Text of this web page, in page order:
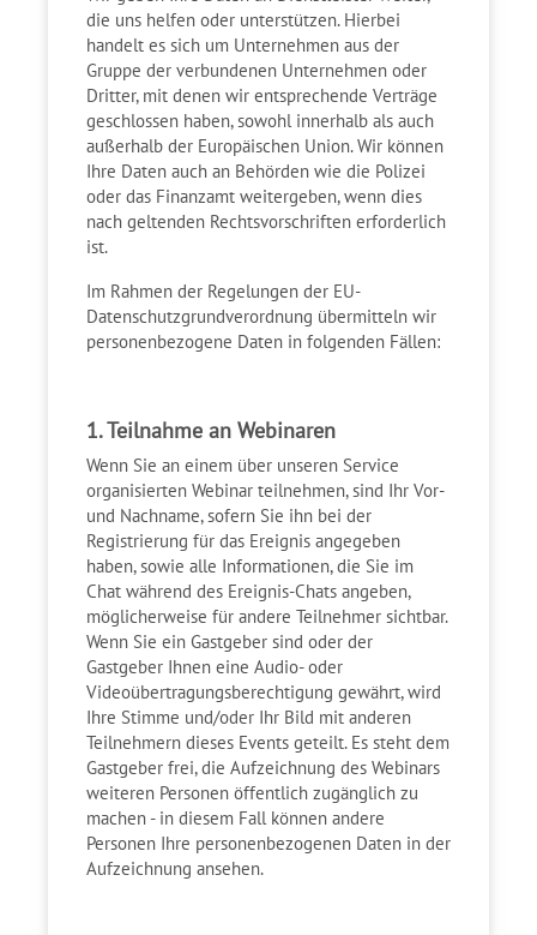
die uns helfen oder unterstützen. Hierbei
handelt es sich um Unternehmen aus der
Gruppe der verbundenen Unternehmen oder
Dritter, mit denen wir entsprechende Verträge
geschlossen haben, sowohl innerhalb als auch
außerhalb der Europäischen Union. Wir können
Ihre Daten auch an Behörden wie die Polizei
oder das Finanzamt weitergeben, wenn dies
nach geltenden Rechtsvorschriften erforderlich
ist.
Im Rahmen der Regelungen der EU-
Datenschutzgrundverordnung übermitteln wir
personenbezogene Daten in folgenden Fällen:
1. Teilnahme an Webinaren
Wenn Sie an einem über unseren Service
organisierten Webinar teilnehmen, sind Ihr Vor-
und Nachname, sofern Sie ihn bei der
Registrierung für das Ereignis angegeben
haben, sowie alle Informationen, die Sie im
Chat während des Ereignis-Chats angeben,
möglicherweise für andere Teilnehmer sichtbar.
Wenn Sie ein Gastgeber sind oder der
Gastgeber Ihnen eine Audio- oder
Videoübertragungsberechtigung gewährt, wird
Ihre Stimme und/oder Ihr Bild mit anderen
Teilnehmern dieses Events geteilt. Es steht dem
Gastgeber frei, die Aufzeichnung des Webinars
weiteren Personen öffentlich zugänglich zu
machen - in diesem Fall können andere
Personen Ihre personenbezogenen Daten in der
Aufzeichnung ansehen.